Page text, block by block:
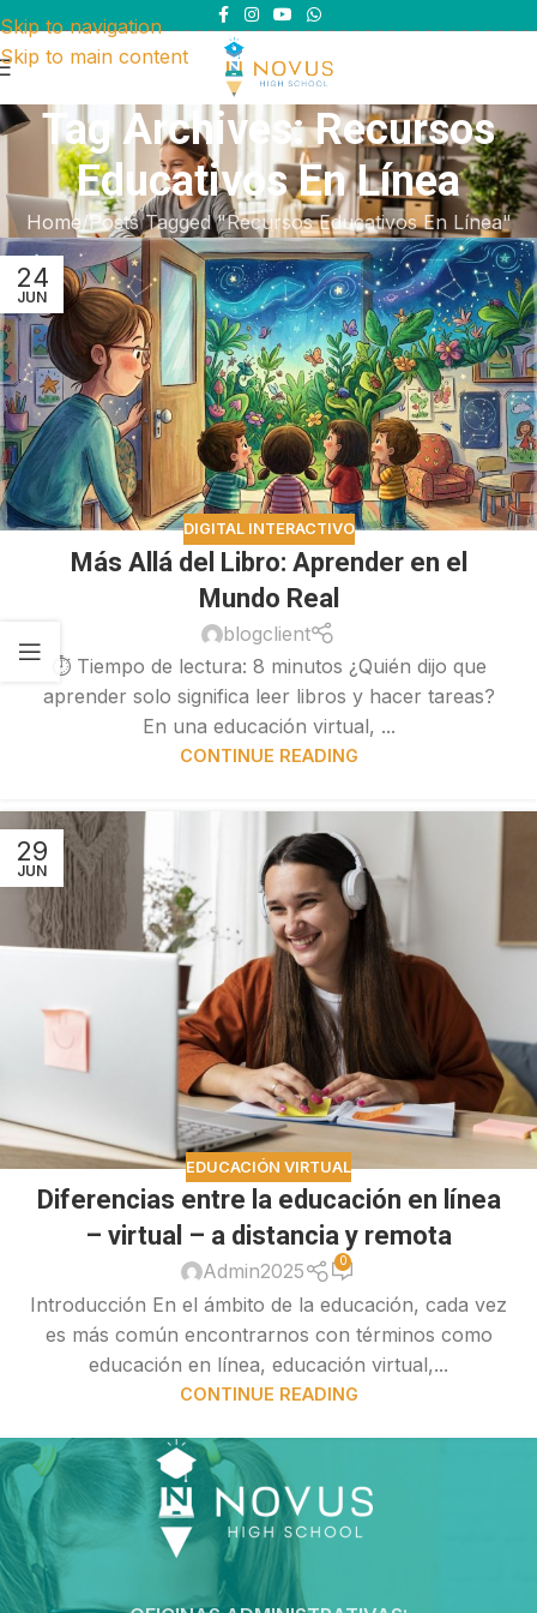
Skip to navigation
Skip to main content
Tag Archives: Recursos
Educativos En Línea
Home Posts Tagged "Recursos Educativos En Línea"
24
JUN
DIGITAL INTERACTIVO
Más Allá del Libro: Aprender en el
Mundo Real
blogclient
⏱ Tiempo de lectura: 8 minutos ¿Quién dijo que
aprender solo significa leer libros y hacer tareas?
En una educación virtual, ...
CONTINUE READING
29
JUN
EDUCACIÓN VIRTUAL
Diferencias entre la educación en línea
– virtual – a distancia y remota
Admin2025 0
Introducción En el ámbito de la educación, cada vez
es más común encontrarnos con términos como
educación en línea, educación virtual,...
CONTINUE READING